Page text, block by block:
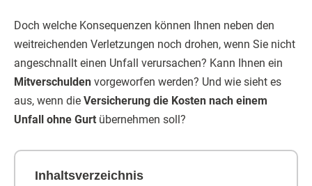
Doch welche Konsequenzen können Ihnen neben den
weitreichenden Verletzungen noch drohen, wenn Sie nicht
angeschnallt einen Unfall verursachen? Kann Ihnen ein
Mitverschulden vorgeworfen werden? Und wie sieht es
aus, wenn die Versicherung die Kosten nach einem
Unfall ohne Gurt übernehmen soll?
Inhaltsverzeichnis